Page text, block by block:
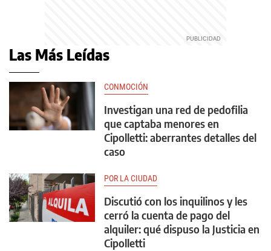
Las Más Leídas
CONMOCIÓN
Investigan una red de pedofilia
que captaba menores en
Cipolletti: aberrantes detalles del
caso
POR LA CIUDAD
Discutió con los inquilinos y les
cerró la cuenta de pago del
alquiler: qué dispuso la Justicia en
Cipolletti